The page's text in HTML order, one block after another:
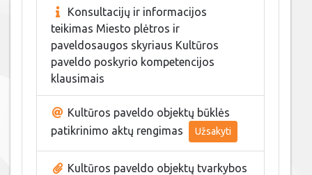
Konsultacijų ir informacijos
teikimas Miesto plėtros ir
paveldosaugos skyriaus Kultūros
paveldo poskyrio kompetencijos
klausimais
Kultūros paveldo objektų būklės
patikrinimo aktų rengimas
Užsakyti
Kultūros paveldo objektų tvarkybos